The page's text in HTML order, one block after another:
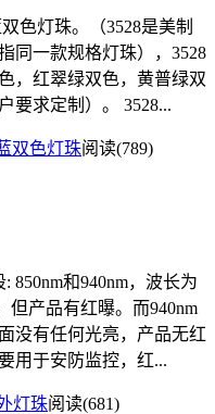
色灯珠。（3528是美制
同一款规格灯珠），3528
，红翠绿双色，黄普绿双
要求定制）。 3528...
双色灯珠阅读(789)
850nm和940nm，波长为
但产品有红曝。而940nm
没有任何光亮，产品无红
用于安防监控，红...
灯珠阅读(681)